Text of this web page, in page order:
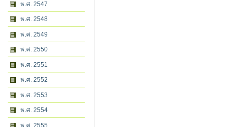
พ.ศ. 2547
พ.ศ. 2548
พ.ศ. 2549
พ.ศ. 2550
พ.ศ. 2551
พ.ศ. 2552
พ.ศ. 2553
พ.ศ. 2554
พ.ศ. 2555